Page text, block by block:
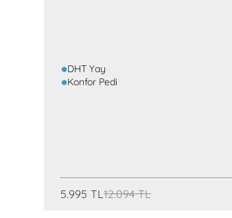
DHT Yay
Konfor Pedi
12.094 TL
5.995 TL